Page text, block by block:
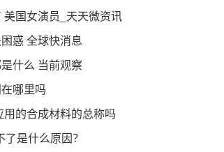
国女演员_天天微资讯
惑 全球快消息
什么 当前观察
哪里吗
的合成材料的总称吗
是什么原因？